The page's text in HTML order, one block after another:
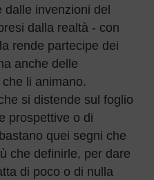
invenzioni del
dalla realtà - con
rende partecipe dei
anche delle
li animano.
si distende sul foglio
prospettive o di
quei segni che
che definirle, per dare
di poco o di nulla